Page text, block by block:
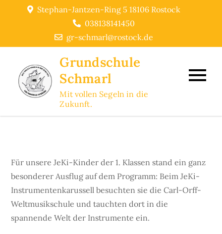
Stephan-Jantzen-Ring 5 18106 Rostock
038138141450
gr-schmarl@rostock.de
Grundschule
Schmarl
Mit vollen Segeln in die
Zukunft.
Für unsere JeKi-Kinder der 1. Klassen stand ein ganz
besonderer Ausflug auf dem Programm: Beim JeKi-
Instrumentenkarussell besuchten sie die Carl-Orff-
Weltmusikschule und tauchten dort in die
spannende Welt der Instrumente ein.